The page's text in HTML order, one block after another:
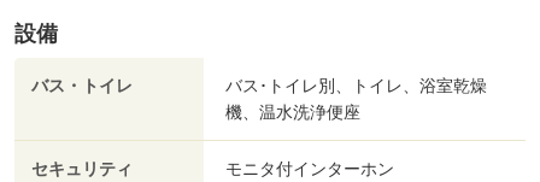
設備
バス・トイレ
バス･トイレ別、トイレ、浴室乾燥
機、温水洗浄便座
セキュリティ モニタ付インターホン